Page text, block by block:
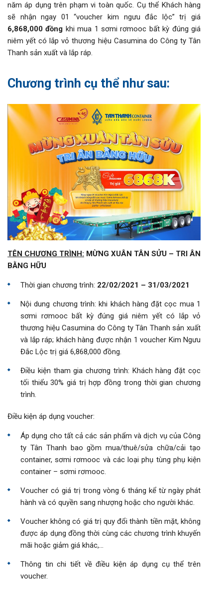
năm áp dụng trên phạm vi toàn quốc. Cụ thể Khách hàng
sẽ nhận ngay 01 “voucher kim ngưu đắc lộc” trị giá
6,868,000 đồng khi mua 1 sơmi rơmooc bất kỳ đúng giá
niêm yết có lắp vỏ thương hiệu Casumina do Công ty Tân
Thanh sản xuất và lắp ráp.
Chương trình cụ thể như sau:
TÊN CHƯƠNG TRÌNH: MỪNG XUÂN TÂN SỬU – TRI ÂN
BẰNG HỮU
Thời gian chương trình: 22/02/2021 – 31/03/2021
Nội dung chương trình: khi khách hàng đặt cọc mua 1
sơmi rơmooc bất kỳ đúng giá niêm yết có lắp vỏ
thương hiệu Casumina do Công ty Tân Thanh sản xuất
và lắp ráp; khách hàng được nhận 1 voucher Kim Ngưu
Đắc Lộc trị giá 6,868,000 đồng.
Điều kiện tham gia chương trình: Khách hàng đặt cọc
tối thiểu 30% giá trị hợp đồng trong thời gian chương
trình.
Điều kiện áp dụng voucher:
Áp dụng cho tất cả các sản phẩm và dịch vụ của Công
ty Tân Thanh bao gồm mua/thuê/sửa chữa/cải tạo
container, sơmi rơmooc và các loại phụ tùng phụ kiện
container – sơmi rơmooc.
Voucher có giá trị trong vòng 6 tháng kể từ ngày phát
hành và có quyền sang nhượng hoặc cho người khác.
Voucher không có giá trị quy đổi thành tiền mặt, không
được áp dụng đồng thời cùng các chương trình khuyến
mãi hoặc giảm giá khác,…
Thông tin chi tiết về điều kiện áp dụng cụ thể trên
voucher.